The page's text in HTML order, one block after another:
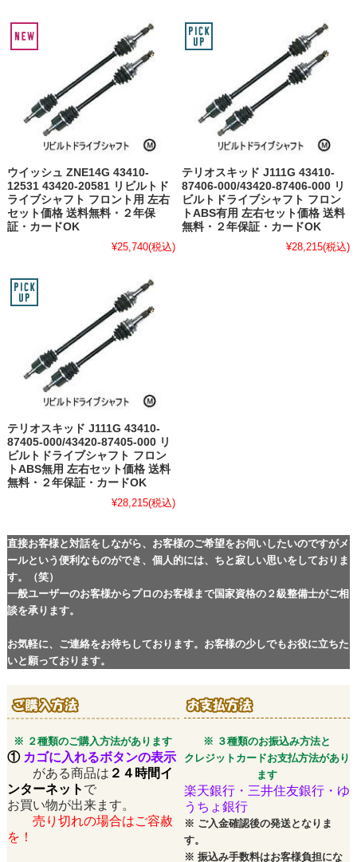
ウイッシュ ZNE14G 43410-
12531 43420-20581 リビルトド
ライブシャフト フロント用 左右
セット価格 送料無料・２年保
証・カードOK
¥25,740(税込)
テリオスキッド J111G 43410-
87406-000/43420-87406-000 リ
ビルトドライブシャフト フロン
トABS有用 左右セット価格 送料
無料・２年保証・カードOK
¥28,215(税込)
テリオスキッド J111G 43410-
87405-000/43420-87405-000 リ
ビルトドライブシャフト フロン
トABS無用 左右セット価格 送料
無料・２年保証・カードOK
¥28,215(税込)
直接お客様と対話をしながら、お客様のご希望をお伺いしたいのですがメ
ールという便利なものができ、個人的には、ちと寂しい思いをしておりま
す。（笑）
一般ユーザーのお客様からプロのお客様まで国家資格の２級整備士がご相
談を承ります。
お気軽に、ご連絡をお待ちしております。お客様の少しでもお役に立ちた
いと願っております。
※ ２種類のご購入方法があります
※ ３種類のお振込み方法と
クレジットカードお支払方法があり
ます
① カゴに入れるボタンの表示
がある商品は ２４時間イ
ンターネット で
お買い物が出来ます。
売り切れの場合はご容赦
を！
楽天銀行・三井住友銀行・ゆ
うちょ銀行
※ ご入金確認後の発送となりま
す。
※ 振込み手数料はお客様負担にな